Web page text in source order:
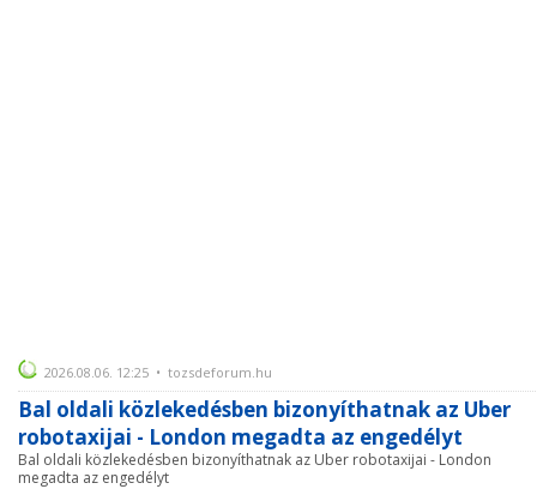
2026.08.06. 12:25 • tozsdeforum.hu
Bal oldali közlekedésben bizonyíthatnak az Uber
robotaxijai - London megadta az engedélyt
Bal oldali közlekedésben bizonyíthatnak az Uber robotaxijai - London
megadta az engedélyt